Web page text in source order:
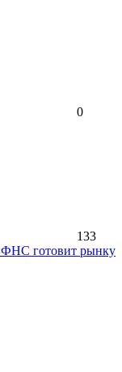
0
133
ФНС готовит рынку